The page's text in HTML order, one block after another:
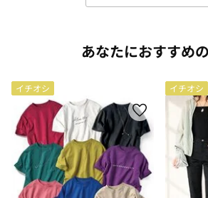
あなたにおすすめ
イチオシ イチオシ